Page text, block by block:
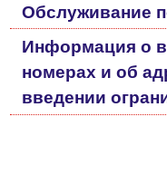
Обслуживание
Информация о
номерах и об
введении